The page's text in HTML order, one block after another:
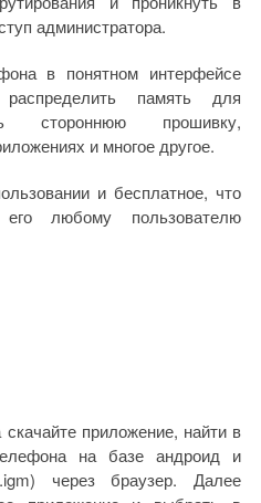
администратора.
в понятном интерфейсе
память для
стороннюю прошивку,
и многое другое.
и бесплатное, что
его любому пользователю
приложение, найти в
на базе андроид и
через браузер. Далее